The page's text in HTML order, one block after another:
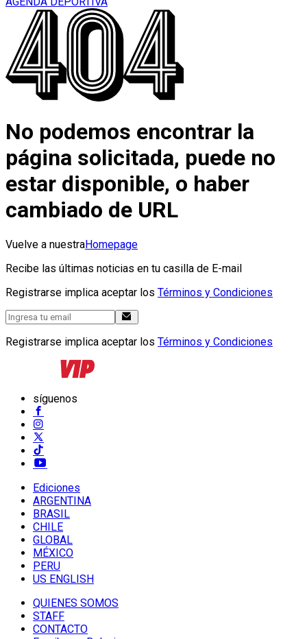
No podemos encontrar la
página solicitada, puede no
estar disponible, o haber
cambiado de URL
Vuelve a nuestraHomepage
Recibe las últimas noticias en tu casilla de E-mail
Registrarse implica aceptar los Términos y Condiciones
Registrarse implica aceptar los Términos y Condiciones
síguenos
Ediciones
ARGENTINA
BRASIL
CHILE
GLOBAL
MÉXICO
PERU
US ENGLISH
QUIENES SOMOS
STAFF
CONTACTO